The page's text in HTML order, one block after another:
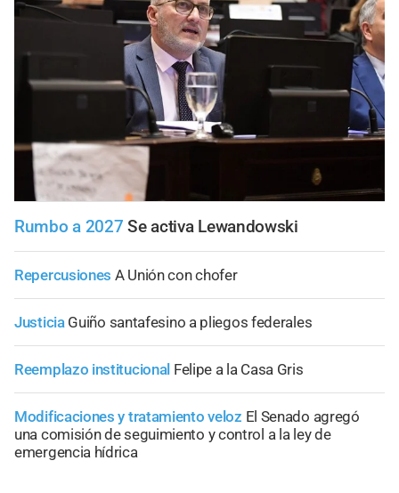
Rumbo a 2027 Se activa Lewandowski
Repercusiones A Unión con chofer
Justicia Guiño santafesino a pliegos federales
Reemplazo institucional Felipe a la Casa Gris
Modificaciones y tratamiento veloz El Senado agregó
una comisión de seguimiento y control a la ley de
emergencia hídrica